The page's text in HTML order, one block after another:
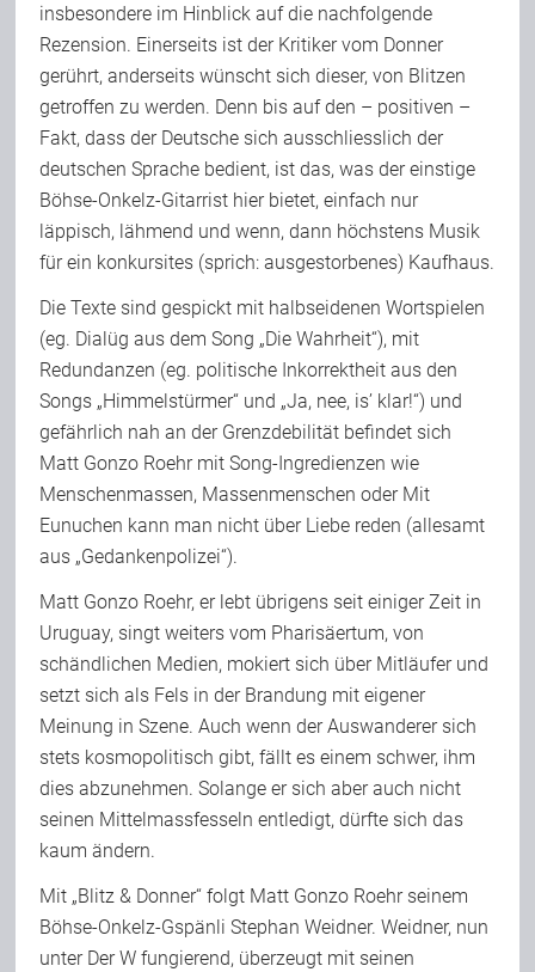
Kontakt
Team
Join Us
Support Us
Kalender
Playlisten
insbesondere im Hinblick auf die nachfolgende
Rezension. Einerseits ist der Kritiker vom Donner
gerührt, anderseits wünscht sich dieser, von Blitzen
getroffen zu werden. Denn bis auf den – positiven –
Fakt, dass der Deutsche sich ausschliesslich der
deutschen Sprache bedient, ist das, was der einstige
Böhse-Onkelz-Gitarrist hier bietet, einfach nur
läppisch, lähmend und wenn, dann höchstens Musik
für ein konkursites (sprich: ausgestorbenes) Kaufhaus.
Die Texte sind gespickt mit halbseidenen Wortspielen
(eg. Dialüg aus dem Song „Die Wahrheit“), mit
Redundanzen (eg. politische Inkorrektheit aus den
Songs „Himmelstürmer“ und „Ja, nee, is’ klar!“) und
gefährlich nah an der Grenzdebilität befindet sich
Matt Gonzo Roehr mit Song-Ingredienzen wie
Menschenmassen, Massenmenschen oder Mit
Eunuchen kann man nicht über Liebe reden (allesamt
aus „Gedankenpolizei“).
Matt Gonzo Roehr, er lebt übrigens seit einiger Zeit in
Uruguay, singt weiters vom Pharisäertum, von
schändlichen Medien, mokiert sich über Mitläufer und
setzt sich als Fels in der Brandung mit eigener
Meinung in Szene. Auch wenn der Auswanderer sich
stets kosmopolitisch gibt, fällt es einem schwer, ihm
dies abzunehmen. Solange er sich aber auch nicht
seinen Mittelmassfesseln entledigt, dürfte sich das
kaum ändern.
Mit „Blitz & Donner“ folgt Matt Gonzo Roehr seinem
Böhse-Onkelz-Gspänli Stephan Weidner. Weidner, nun
unter Der W fungierend, überzeugt mit seinen